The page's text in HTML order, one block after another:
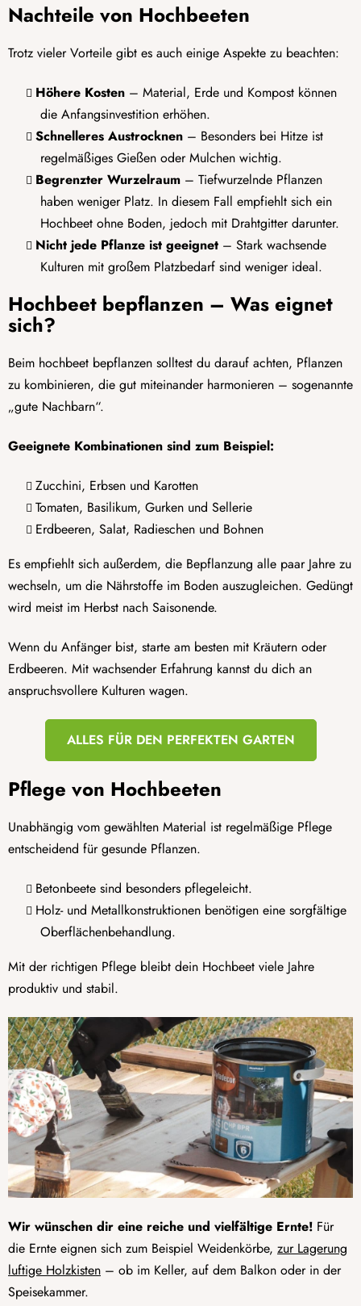
Nachteile von Hochbeeten
Trotz vieler Vorteile gibt es auch einige Aspekte zu beachten:
Höhere Kosten – Material, Erde und Kompost können
die Anfangsinvestition erhöhen.
Schnelleres Austrocknen – Besonders bei Hitze ist
regelmäßiges Gießen oder Mulchen wichtig.
Begrenzter Wurzelraum – Tiefwurzelnde Pflanzen
haben weniger Platz. In diesem Fall empfiehlt sich ein
Hochbeet ohne Boden, jedoch mit Drahtgitter darunter.
Nicht jede Pflanze ist geeignet – Stark wachsende
Kulturen mit großem Platzbedarf sind weniger ideal.
Hochbeet bepflanzen – Was eignet
sich?
Beim hochbeet bepflanzen solltest du darauf achten, Pflanzen
zu kombinieren, die gut miteinander harmonieren – sogenannte
„gute Nachbarn“.
Geeignete Kombinationen sind zum Beispiel:
Zucchini, Erbsen und Karotten
Tomaten, Basilikum, Gurken und Sellerie
Erdbeeren, Salat, Radieschen und Bohnen
Es empfiehlt sich außerdem, die Bepflanzung alle paar Jahre zu
wechseln, um die Nährstoffe im Boden auszugleichen. Gedüngt
wird meist im Herbst nach Saisonende.
Wenn du Anfänger bist, starte am besten mit Kräutern oder
Erdbeeren. Mit wachsender Erfahrung kannst du dich an
anspruchsvollere Kulturen wagen.
ALLES FÜR DEN PERFEKTEN GARTEN
Pflege von Hochbeeten
Unabhängig vom gewählten Material ist regelmäßige Pflege
entscheidend für gesunde Pflanzen.
Betonbeete sind besonders pflegeleicht.
Holz- und Metallkonstruktionen benötigen eine sorgfältige
Oberflächenbehandlung.
Mit der richtigen Pflege bleibt dein Hochbeet viele Jahre
produktiv und stabil.
Wir wünschen dir eine reiche und vielfältige Ernte! Für
die Ernte eignen sich zum Beispiel Weidenkörbe, zur Lagerung
luftige Holzkisten – ob im Keller, auf dem Balkon oder in der
Speisekammer.